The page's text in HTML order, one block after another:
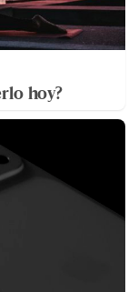
hoy?